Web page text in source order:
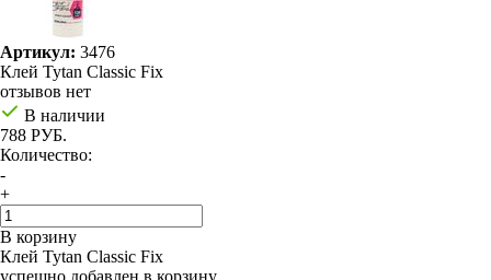
Артикул: 3476
Клей Tytan Classic Fix
отзывов нет
В наличии
788 РУБ.
Количество:
-
+
В корзину
Клей Tytan Classic Fix
успешно добавлен в корзину